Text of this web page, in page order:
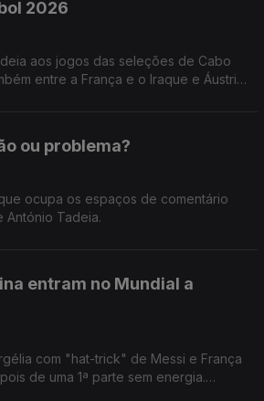
2026
aos jogos das seleções de Cabo
ou problema?
ocupa os espaços de comentário
António Tadeia.
entram no Mundial a
com "hat-trick" de Messi e França
de uma 1ª parte sem energia.